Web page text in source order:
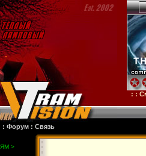
: Форум : Связь
: :Субстанция: :28 лет спустя Смерть
>